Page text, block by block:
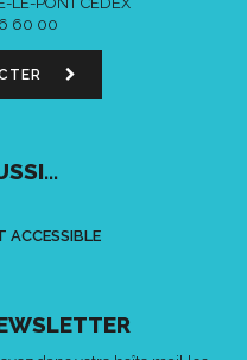
60 00
ACCESSIBLE